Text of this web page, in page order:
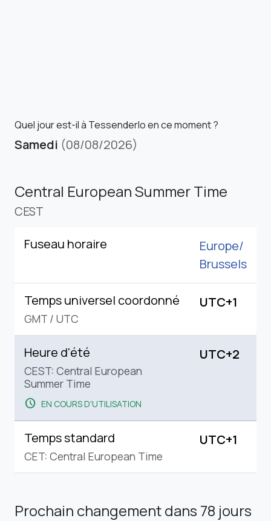
Quel jour est-il à Tessenderlo en ce moment ?
Samedi (08/08/2026)
Central European Summer Time
CEST
Fuseau horaire
Europe/
Brussels
Temps universel coordonné
GMT / UTC
UTC+1
Heure d'été
CEST: Central European
Summer Time
schedule EN COURS D'UTILISATION
UTC+2
Temps standard
CET: Central European Time
UTC+1
Prochain changementdans 78 jours